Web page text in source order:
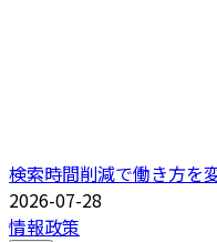
検索時間削減で働き方を
2026-07-28
情報政策